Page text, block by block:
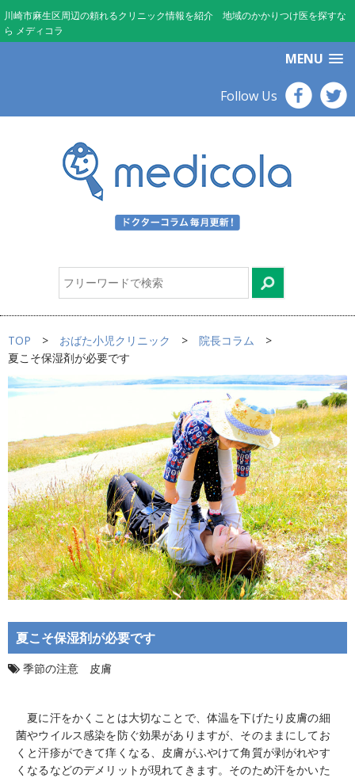
川崎市麻生区周辺の頼れるクリニック情報を紹介 地域のかかりつけ医を探すな
ら メディコラ
MENU
Follow Us
TOP おばた小児クリニック
院長コラム
夏こそ保湿剤が必要です
夏こそ保湿剤が必要です
季節の注意 皮膚
夏に汗をかくことは大切なことで、体温を下げたり皮膚の細
菌やウイルス感染を防ぐ効果がありますが、そのままにしてお
くと汗疹ができて痒くなる、皮膚がふやけて角質が剥がれやす
くなるなどのデメリットが現れてきます。そのため汗をかいた